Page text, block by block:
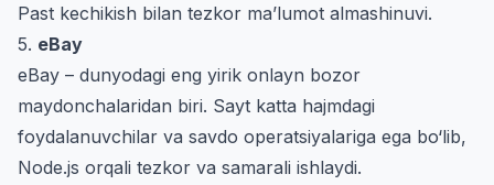
Past kechikish bilan tezkor ma’lumot almashinuvi.
5. eBay
eBay – dunyodagi eng yirik onlayn bozor
maydonchalaridan biri. Sayt katta hajmdagi
foydalanuvchilar va savdo operatsiyalariga ega bo‘lib,
Node.js orqali tezkor va samarali ishlaydi.